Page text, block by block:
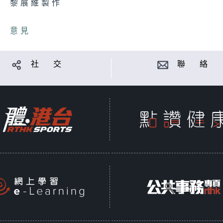
黎展維製作
意見
社 交 聯 絡